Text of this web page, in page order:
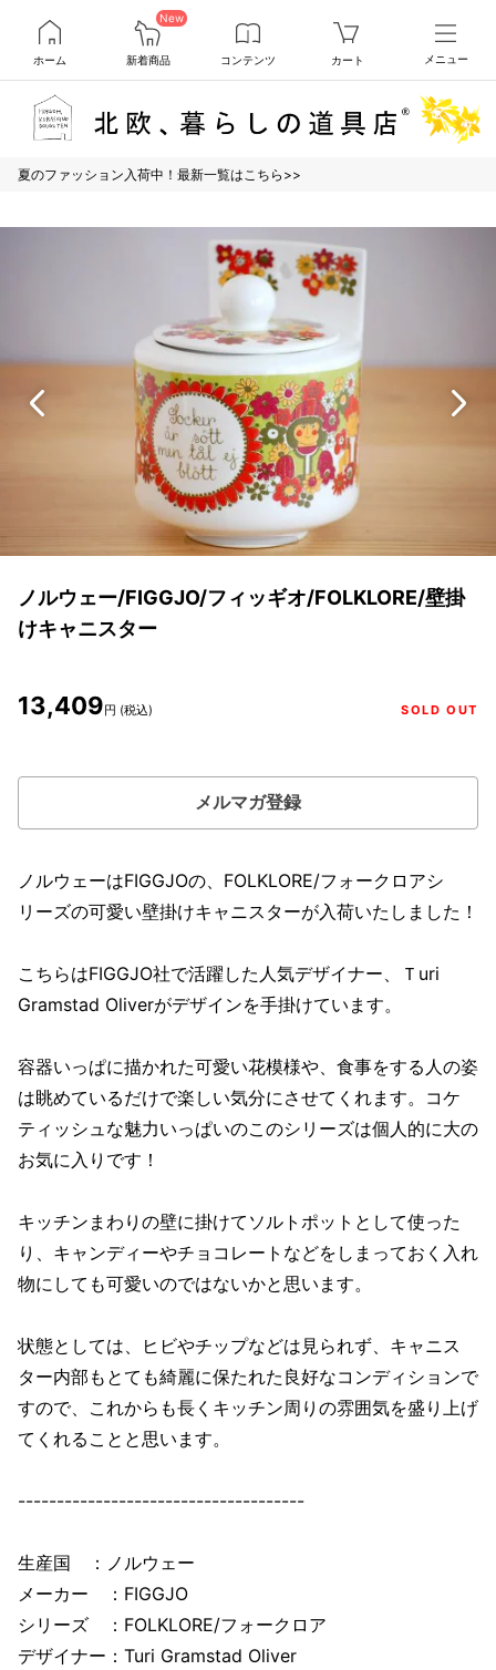
ホーム
New
新着商品 コンテンツ カート メニュー
夏のファッション入荷中！最新一覧はこちら>>
ノルウェー/FIGGJO/フィッギオ/FOLKLORE/壁掛
けキャニスター
13,409円 (税込) SOLD OUT
メルマガ登録
ノルウェーはFIGGJOの、FOLKLORE/フォークロアシ
リーズの可愛い壁掛けキャニスターが入荷いたしました！
こちらはFIGGJO社で活躍した人気デザイナー、Ｔuri
Gramstad Oliverがデザインを手掛けています。
容器いっぱに描かれた可愛い花模様や、食事をする人の姿
は眺めているだけで楽しい気分にさせてくれます。コケ
ティッシュな魅力いっぱいのこのシリーズは個人的に大の
お気に入りです！
キッチンまわりの壁に掛けてソルトポットとして使った
り、キャンディーやチョコレートなどをしまっておく入れ
物にしても可愛いのではないかと思います。
状態としては、ヒビやチップなどは見られず、キャニス
ター内部もとても綺麗に保たれた良好なコンディションで
すので、これからも長くキッチン周りの雰囲気を盛り上げ
てくれることと思います。
-------------------------------------
生産国 ：ノルウェー
メーカー ：FIGGJO
シリーズ ：FOLKLORE/フォークロア
デザイナー：Turi Gramstad Oliver